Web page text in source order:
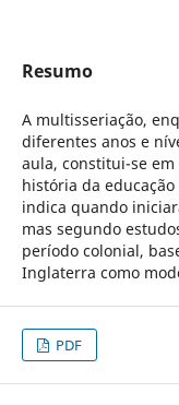
Resumo
A multisseriação,
diferentes anos e
aula, constitui-se
história da
indica quando
mas segundo
período colonial,
Inglaterra como
PDF